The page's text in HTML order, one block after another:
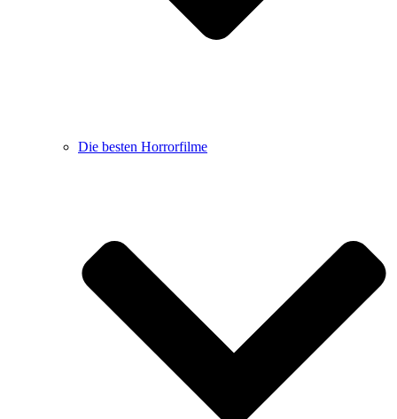
Die besten Horrorfilme